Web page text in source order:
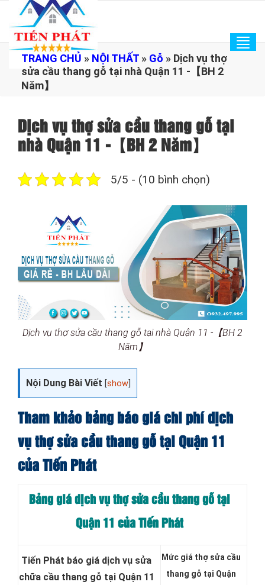
TRANG CHỦ » NỘI THẤT » Gỗ » Dịch vụ thợ
sửa cầu thang gỗ tại nhà Quận 11 -【BH 2
Năm】
Dịch vụ thợ sửa cầu thang gỗ tại
nhà Quận 11 -【BH 2 Năm】
5/5 - (10 bình chọn)
Dịch vụ thợ sửa cầu thang gỗ tại nhà Quận 11 -【BH 2
Năm】
Nội Dung Bài Viết [show
Tham khảo bảng báo giá chi phí dịch
vụ thợ sửa cầu thang gỗ tại Quận 11
của Tiến Phát
Bảng giá dịch vụ thợ sửa cầu thang gỗ tại
Quận 11 của Tiến Phát
Tiến Phát báo giá dịch vụ sửa
chữa cầu thang gỗ tại Quận 11
Mức giá thợ sửa cầu
thang gỗ tại Quận